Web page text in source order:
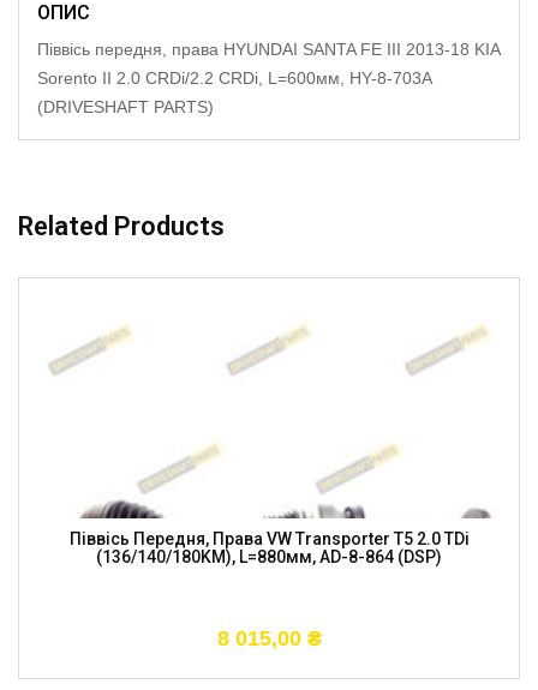
ОПИС
Піввісь передня, права HYUNDAI SANTA FE III 2013-18 KIA
Sorento II 2.0 CRDi/2.2 CRDi, L=600мм, HY-8-703A
(DRIVESHAFT PARTS)
Related Products
Піввісь Передня, Права VW Transporter T5 2.0 TDi
(136/140/180KM), L=880мм, AD-8-864 (DSP)
8 015,00 ₴